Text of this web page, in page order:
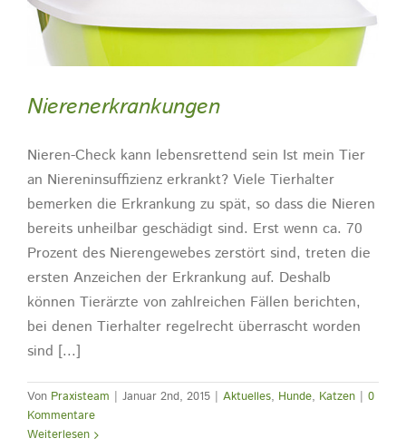
Nierenerkrankungen
Nieren-Check kann lebensrettend sein Ist mein Tier
an Niereninsuffizienz erkrankt? Viele Tierhalter
bemerken die Erkrankung zu spät, so dass die Nieren
bereits unheilbar geschädigt sind. Erst wenn ca. 70
Prozent des Nierengewebes zerstört sind, treten die
ersten Anzeichen der Erkrankung auf. Deshalb
können Tierärzte von zahlreichen Fällen berichten,
bei denen Tierhalter regelrecht überrascht worden
sind [...]
Von Praxisteam Januar 2nd, 2015 Aktuelles, Hunde, Katzen
0
Kommentare
Weiterlesen